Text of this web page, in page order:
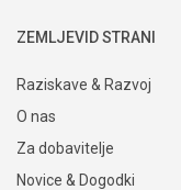
ZEMLJEVID STRANI
Raziskave & Razvoj
O nas
Za dobavitelje
Novice & Dogodki